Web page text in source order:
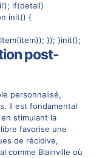
if(detail)
init() {
}); }init();
post-
personnalisé,
Il est fondamental
stimulant la
favorise une
de récidive,
comme Blainville où